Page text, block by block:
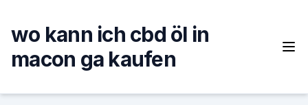
content
wo kann ich cbd öl in
macon ga kaufen